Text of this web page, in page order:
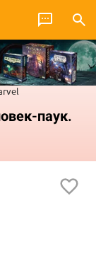
паук.